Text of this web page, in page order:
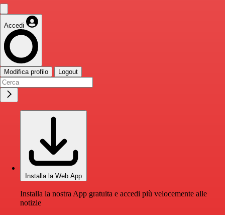
Accedi
Modifica profilo Logout
Installa la Web App
Installa la nostra App gratuita e accedi più velocemente alle
notizie